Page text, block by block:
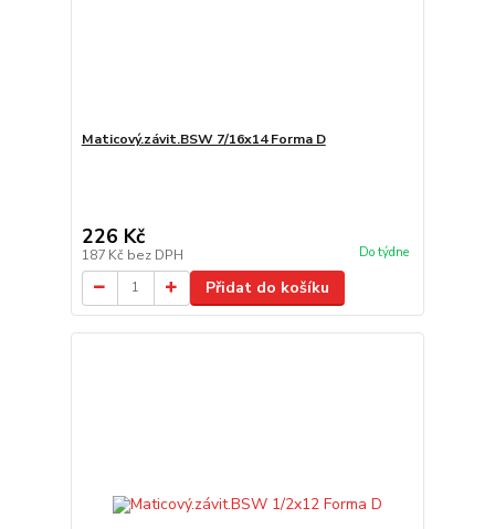
Maticový.závit.BSW 7/16x14 Forma D
226 Kč
187 Kč bez DPH Do týdne
Přidat do košíku